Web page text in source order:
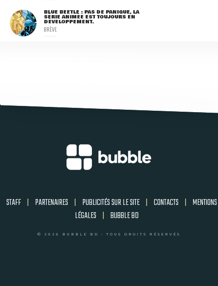
BLUE BEETLE : PAS DE PANIQUE, LA
SÉRIE ANIMÉE EST TOUJOURS EN
DÉVELOPPEMENT.
BRÈVE
STAFF | PARTENAIRES | PUBLICITÉS SUR LE SITE | CONTACTS | MENTIONS
LÉGALES | BUBBLE BD
© 2026 BUBBLE BD - TOUS DROITS RÉSERVÉS